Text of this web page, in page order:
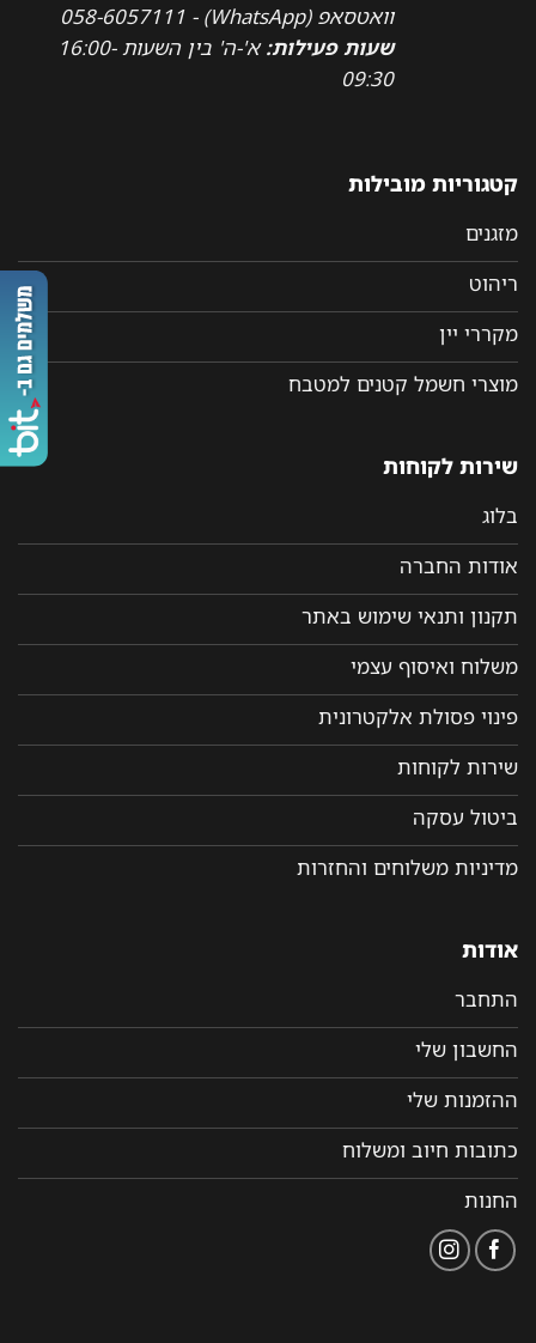
וואטסאפ (WhatsApp) - 058-6057111
שעות פעילות:
א'-ה' בין השעות 16:00-
09:30
קטגוריות מובילות
מזגנים
ריהוט
מקררי יין
מוצרי חשמל קטנים למטבח
שירות לקוחות
בלוג
אודות החברה
תקנון ותנאי שימוש באתר
משלוח ואיסוף עצמי
פינוי פסולת אלקטרונית
שירות לקוחות
ביטול עסקה
מדיניות משלוחים והחזרות
אודות
התחבר
החשבון שלי
ההזמנות שלי
כתובות חיוב ומשלוח
החנות